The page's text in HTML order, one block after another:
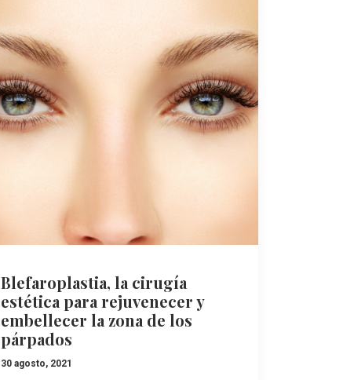
Blefaroplastia, la cirugía
estética para rejuvenecer y
embellecer la zona de los
párpados
30 agosto, 2021